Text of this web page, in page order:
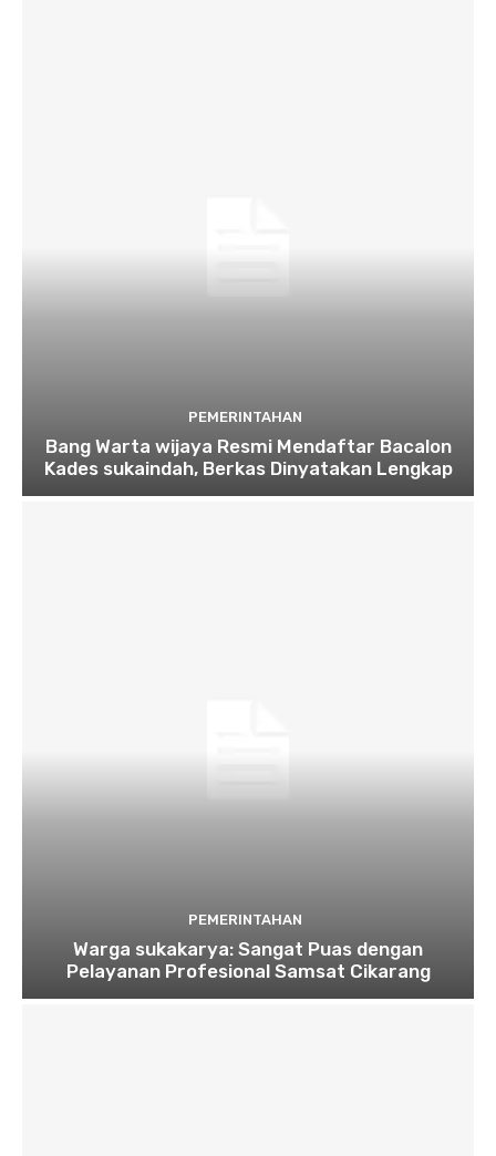
PEMERINTAHAN
Bang Warta wijaya Resmi Mendaftar Bacalon
Kades sukaindah, Berkas Dinyatakan Lengkap
PEMERINTAHAN
Warga sukakarya: Sangat Puas dengan
Pelayanan Profesional Samsat Cikarang